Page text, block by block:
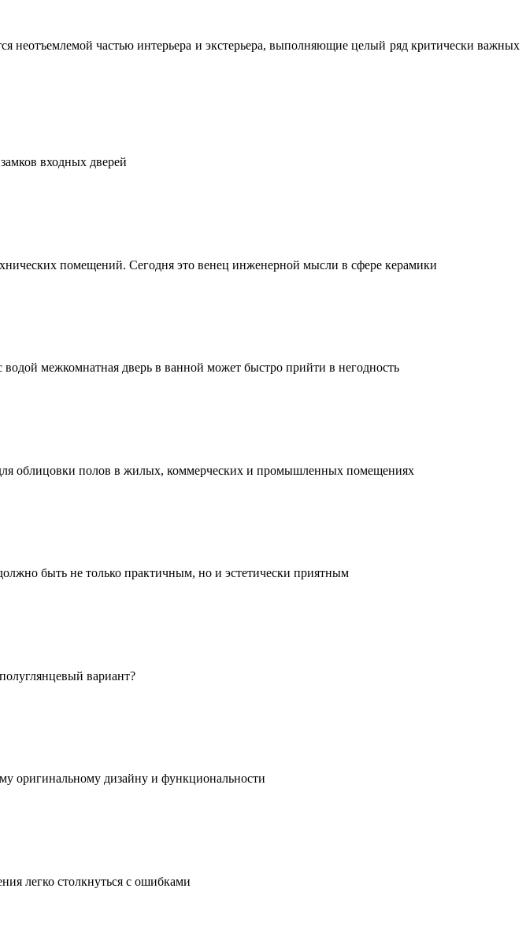
неотъемлемой частью интерьера и экстерьера, выполняющие целый ряд критически важных
входных дверей
помещений. Сегодня это венец инженерной мысли в сфере керамики
межкомнатная дверь в ванной может быстро прийти в негодность
облицовки полов в жилых, коммерческих и промышленных помещениях
быть не только практичным, но и эстетически приятным
вариант?
оригинальному дизайну и функциональности
легко столкнуться с ошибками